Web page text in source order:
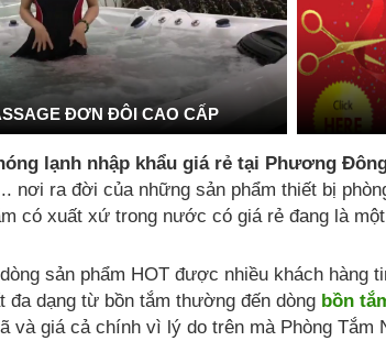
ĐƠN ĐÔI CAO CẤP
lạnh nhập khẩu giá rẻ tại Phương
nơi ra đời của những sản phẩm thiết bị
có xuất xứ trong nước có giá rẻ đang là
sản phẩm HOT được nhiều khách hàng
đa dạng từ bồn tắm thường đến dòng bồn
và giá cả chính vì lý do trên mà Phòng Tắm